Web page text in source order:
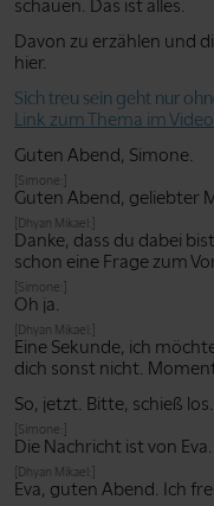
schauen. Das ist alles.
Davon zu erzählen und
hier.
Sich treu sein geht nur
Link zum Thema im
Guten Abend, Simone.
[Simone:]
Guten Abend, geliebter
[Dhyan Mikael:]
Danke, dass du dabei
schon eine Frage zum
[Simone:]
Oh ja.
[Dhyan Mikael:]
Eine Sekunde, ich
dich sonst nicht.
So, jetzt. Bitte, schieß los.
[Simone:]
Die Nachricht ist von Eva.
[Dhyan Mikael:]
Eva, guten Abend. Ich